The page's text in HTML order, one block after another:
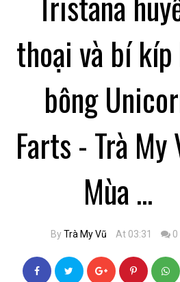
thoại và bí kíp
bông
Farts - Trà My
Mùa ...
ByTrà My Vũ At 03:31 0